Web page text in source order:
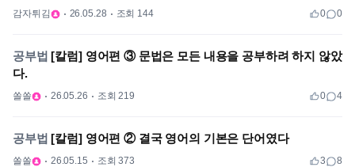
감자튀김 26.05.28 조회 144 0 0
공부법 [칼럼] 영어편 ③ 문법은 모든 내용을 공부하려 하지 않았
다.
쏠쏠 26.05.26 조회 219 0 4
공부법 [칼럼] 영어편 ② 결국 영어의 기본은 단어였다
쏠쏠 26.05.15 조회 373 3 8